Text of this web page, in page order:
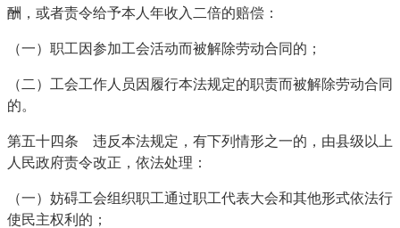
酬，或者责令给予本人年收入二倍的赔偿：
（一）职工因参加工会活动而被解除劳动合同的；
（二）工会工作人员因履行本法规定的职责而被解除劳动合同
的。
第五十四条 违反本法规定，有下列情形之一的，由县级以上
人民政府责令改正，依法处理：
（一）妨碍工会组织职工通过职工代表大会和其他形式依法行
使民主权利的；